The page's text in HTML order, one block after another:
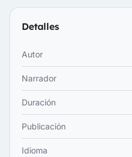
Detalles
Autor
Narrador
Duración
Publicación
Idioma